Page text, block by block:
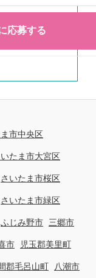
市中央区
たま市大宮区
さいたま市桜区
さいたま市緑区
ふじみ野市 三郷市
市 児玉郡美里町
郡毛呂山町 八潮市